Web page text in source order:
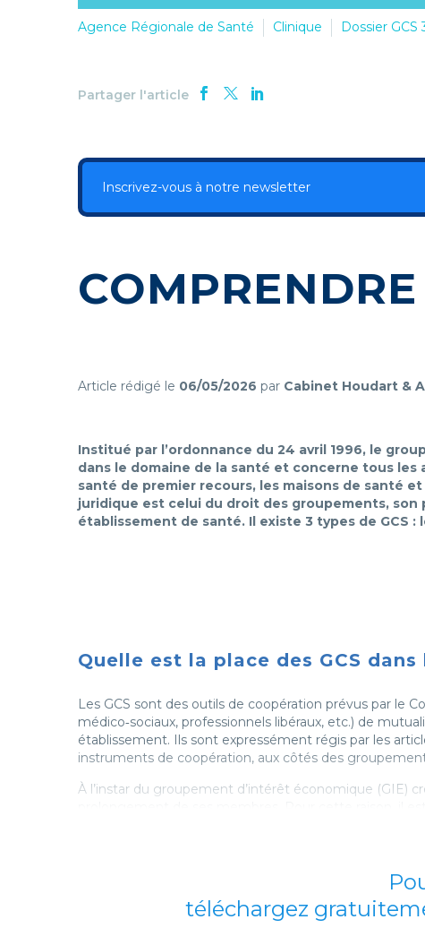
Agence Régionale de Santé Clinique Dossier GCS
Partager l'article
Inscrivez-vous à notre newsletter
Article rédigé le 06/05/2026 par Cabinet Houdart &
Institué par l’ordonnance du 24 avril 1996, le
dans le domaine de la santé et concerne tous
santé de premier recours, les maisons de santé
juridique est celui du droit des groupements, son
établissement de santé. Il existe 3 types de GCS
Quelle est la place des GCS
Les GCS sont des outils de coopération prévus par le
médico‑sociaux, professionnels libéraux, etc.) de
établissement. Ils sont expressément régis par les
instruments de coopération, aux côtés des
À l’instar du groupement d’intérêt économique (GIE)
la responsabilité est indéfinie mais non solidaire,
téléchargez